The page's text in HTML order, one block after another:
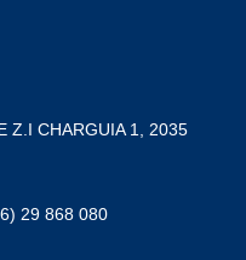
Z.I CHARGUIA 1, 2035
29 868 080